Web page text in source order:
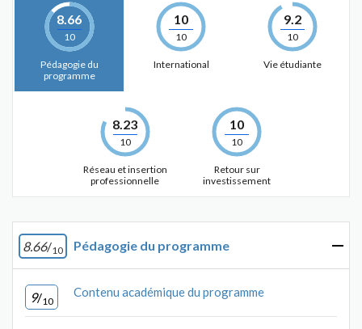
8.66
10
Pédagogie du
programme
10
10
International
9.2
10
Vie étudiante
8.23
10
Réseau et insertion
professionnelle
10
10
Retour sur
investissement
8.66/10 Pédagogie du programme
9/10
Contenu académique du programme